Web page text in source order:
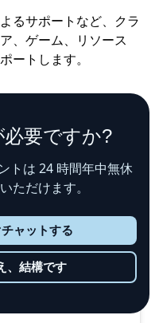
るサポートなど、クラ
、ゲーム、リソース
ートします。
要ですか?
トは 24 時間年中無休
ただけます。
ャットする
、結構です